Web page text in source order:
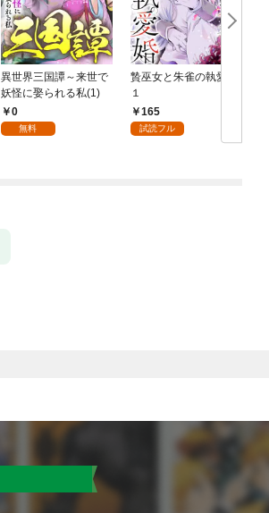
異世界三国譚～来世で
妖怪に娶られる私(1)
0
無料
贄巫女と朱雀の執愛婚
１
165
試読フル